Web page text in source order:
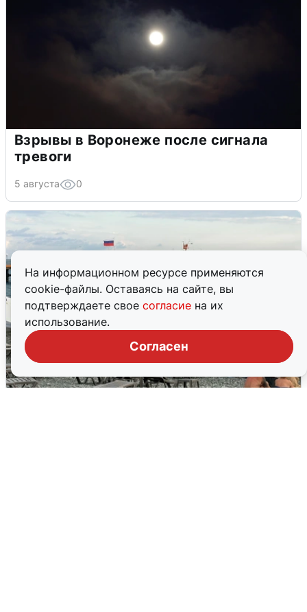
На информационном ресурсе применяются
cookie-файлы. Оставаясь на сайте, вы
подтверждаете свое согласие на их
использование.
Согласен
Взрывы в Воронеже после сигнала
тревоги
5 августа 0